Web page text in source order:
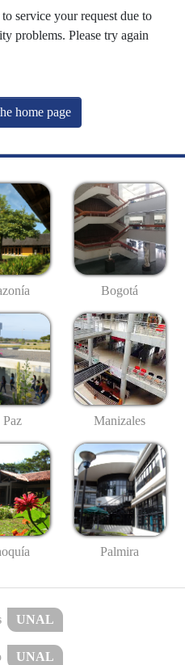
service your request due to
problems. Please try again
home page
Bogotá
Manizales
Palmira
UNAL
UNAL